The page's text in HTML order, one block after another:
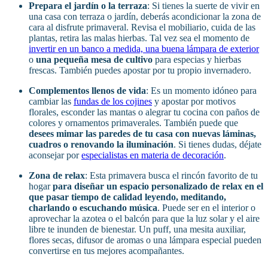
Prepara el jardín o la terraza: Si tienes la suerte de vivir en
una casa con terraza o jardín, deberás acondicionar la zona de
cara al disfrute primaveral. Revisa el mobiliario, cuida de las
plantas, retira las malas hierbas. Tal vez sea el momento de
invertir en un banco a medida, una buena lámpara de exterior
o una pequeña mesa de cultivo para especias y hierbas
frescas. También puedes apostar por tu propio invernadero.
Complementos llenos de vida: Es un momento idóneo para
cambiar las fundas de los cojines y apostar por motivos
florales, esconder las mantas o alegrar tu cocina con paños de
colores y ornamentos primaverales. También puede que
desees mimar las paredes de tu casa con nuevas láminas,
cuadros o renovando la iluminación. Si tienes dudas, déjate
aconsejar porespecialistas en materia de decoración.
Zona de relax: Esta primavera busca el rincón favorito de tu
hogarpara diseñar un espacio personalizado de relax en el
que pasar tiempo de calidad leyendo, meditando,
charlando o escuchando música. Puede ser en el interior o
aprovechar la azotea o el balcón para que la luz solar y el aire
libre te inunden de bienestar. Un puff, una mesita auxiliar,
flores secas, difusor de aromas o una lámpara especial pueden
convertirse en tus mejores acompañantes.